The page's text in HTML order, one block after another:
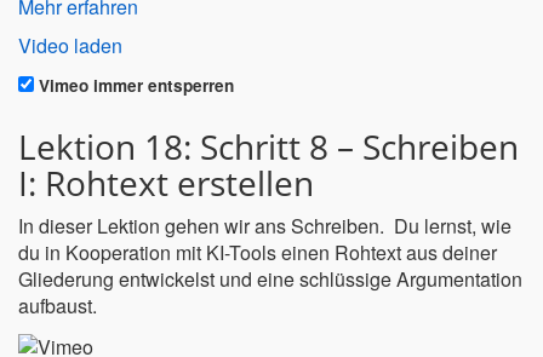
Mehr erfahren
Video laden
Vimeo immer entsperren
Lektion 18: Schritt 8 – Schreiben
I: Rohtext erstellen
In dieser Lektion gehen wir ans Schreiben. Du lernst, wie
du in Kooperation mit KI-Tools einen Rohtext aus deiner
Gliederung entwickelst und eine schlüssige Argumentation
aufbaust.